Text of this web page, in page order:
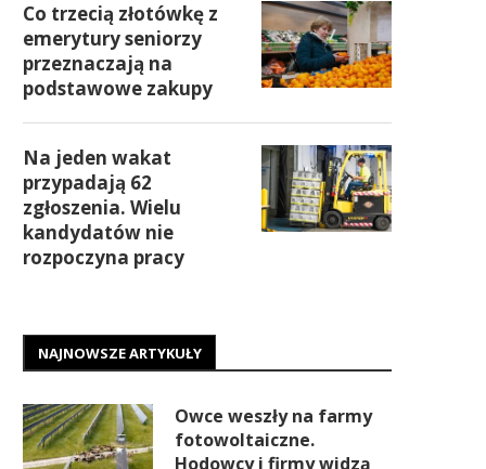
Co trzecią złotówkę z
emerytury seniorzy
przeznaczają na
podstawowe zakupy
Na jeden wakat
przypadają 62
zgłoszenia. Wielu
kandydatów nie
rozpoczyna pracy
NAJNOWSZE ARTYKUŁY
Owce weszły na farmy
fotowoltaiczne.
Hodowcy i firmy widzą